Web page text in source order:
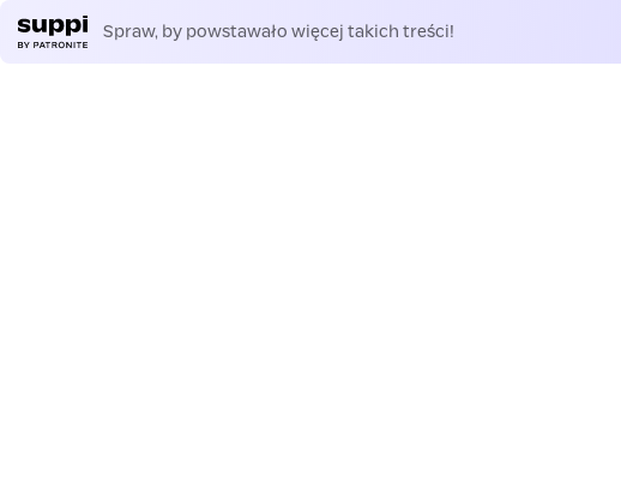
Spraw, by powstawało więcej takich treści!